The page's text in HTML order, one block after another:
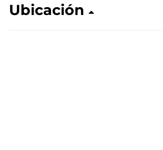
Ubicación